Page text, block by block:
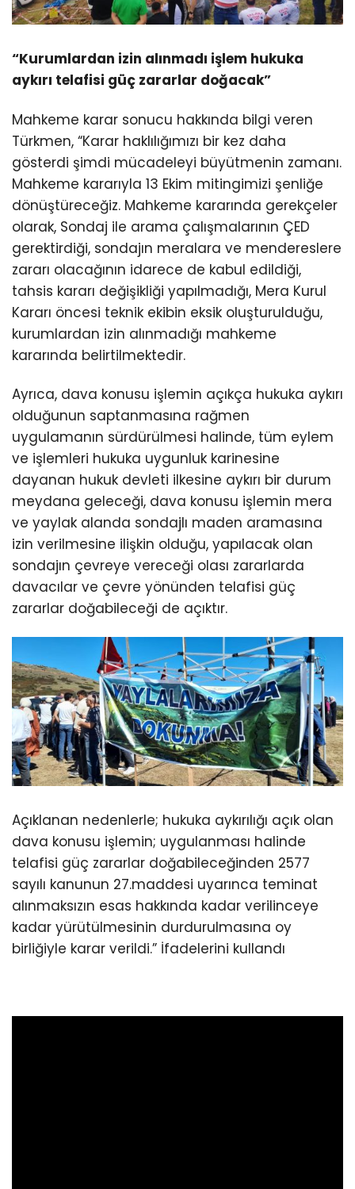
“Kurumlardan izin alınmadı işlem hukuka
aykırı telafisi güç zararlar doğacak”
Mahkeme karar sonucu hakkında bilgi veren
Türkmen, “Karar haklılığımızı bir kez daha
gösterdi şimdi mücadeleyi büyütmenin zamanı.
Mahkeme kararıyla 13 Ekim mitingimizi şenliğe
dönüştüreceğiz. Mahkeme kararında gerekçeler
olarak, Sondaj ile arama çalışmalarının ÇED
gerektirdiği, sondajın meralara ve mendereslere
zararı olacağının idarece de kabul edildiği,
tahsis kararı değişikliği yapılmadığı, Mera Kurul
Kararı öncesi teknik ekibin eksik oluşturulduğu,
kurumlardan izin alınmadığı mahkeme
kararında belirtilmektedir.
Ayrıca, dava konusu işlemin açıkça hukuka aykırı
olduğunun saptanmasına rağmen
uygulamanın sürdürülmesi halinde, tüm eylem
ve işlemleri hukuka uygunluk karinesine
dayanan hukuk devleti ilkesine aykırı bir durum
meydana geleceği, dava konusu işlemin mera
ve yaylak alanda sondajlı maden aramasına
izin verilmesine ilişkin olduğu, yapılacak olan
sondajın çevreye vereceği olası zararlarda
davacılar ve çevre yönünden telafisi güç
zararlar doğabileceği de açıktır.
Açıklanan nedenlerle; hukuka aykırılığı açık olan
dava konusu işlemin; uygulanması halinde
telafisi güç zararlar doğabileceğinden 2577
sayılı kanunun 27.maddesi uyarınca teminat
alınmaksızın esas hakkında kadar verilinceye
kadar yürütülmesinin durdurulmasına oy
birliğiyle karar verildi.” İfadelerini kullandı